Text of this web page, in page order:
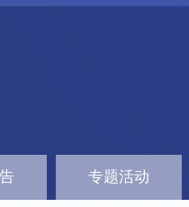
专题活动